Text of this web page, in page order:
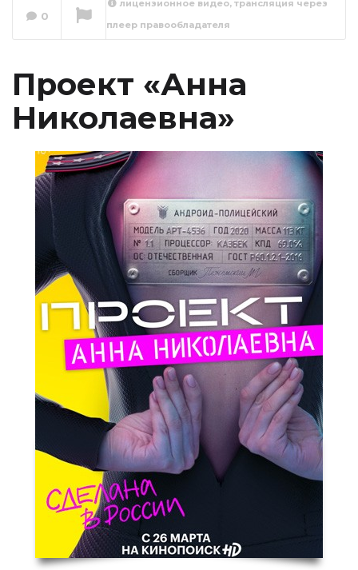
Николаевна» 1
0
лицензионное видео, трансляция через
плеер правообладателя
Проект «Анна
Николаевна»